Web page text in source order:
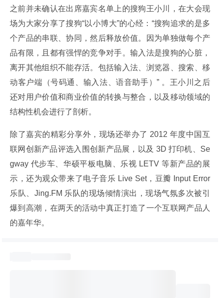
之前并未确认在出席嘉宾名单上的搜狗王小川，在大会现
场为大家分享了搜狗“以小博大”的心经：“搜狗追求的是多
个产品的串联、协同，然后释放价值。因为单独做每个产
品有限，且都有强悍的竞争对手。输入法是搜狗的心脏，
离开其他组织不能存活。包括输入法、浏览器、搜索、移
动客户端（号码通、输入法、语音助手）” 。王小川之后
还对用户价值和商业价值的转换与整合，以及移动领域的
结构性机会进行了剖析。
除了嘉宾的精彩分享外，现场还举办了 2012 年度中国互
联网创新产品评选入围创新产品展，以及 3D 打印机、Se
gway 代步车、华硕平板电脑、乐视 LETV 等新产品的展
示，还为观众带来了电子音乐 Live Set，豆瓣 Input Error
乐队、Jing.FM 乐队的现场倾情演出，现场气氛多次被引
爆到高潮，在两天的活动中真正打造了一个互联网产品人
的嘉年华。